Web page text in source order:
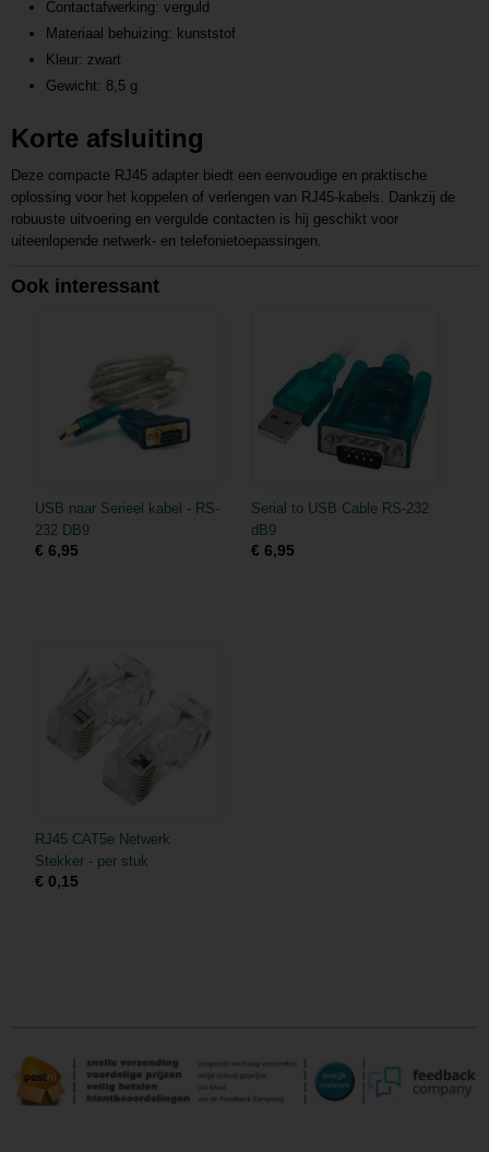
Contactafwerking: verguld
Materiaal behuizing: kunststof
Kleur: zwart
Gewicht: 8,5 g
Korte afsluiting
Deze compacte RJ45 adapter biedt een eenvoudige en praktische
oplossing voor het koppelen of verlengen van RJ45-kabels. Dankzij de
robuuste uitvoering en vergulde contacten is hij geschikt voor
uiteenlopende netwerk- en telefonietoepassingen.
Ook interessant
USB naar Serieel kabel - RS-
232 DB9
€ 6,95
Serial to USB Cable RS-232
dB9
€ 6,95
RJ45 CAT5e Netwerk
Stekker - per stuk
€ 0,15